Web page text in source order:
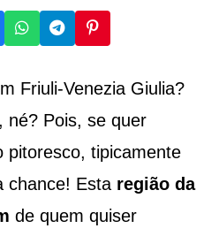
Friuli-Venezia Giulia?
né? Pois, se quer
pitoresco, tipicamente
chance! Esta região da
de quem quiser